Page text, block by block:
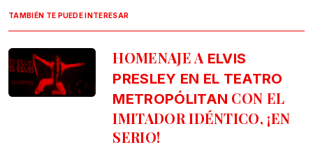
TAMBIÉN TE PUEDE INTERESAR
HOMENAJE A ELVIS
PRESLEY EN EL TEATRO
METROPÓLITAN CON EL
IMITADOR IDÉNTICO, ¡EN
SERIO!